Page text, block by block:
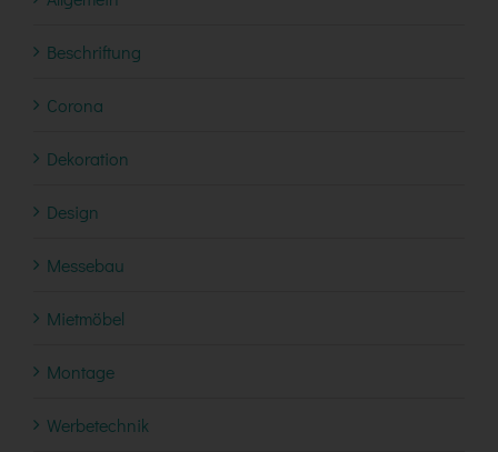
Beschriftung
Corona
Dekoration
Design
Messebau
Mietmöbel
Montage
Werbetechnik